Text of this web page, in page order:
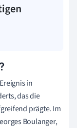
in
das die
prägte. Im
Boulanger,